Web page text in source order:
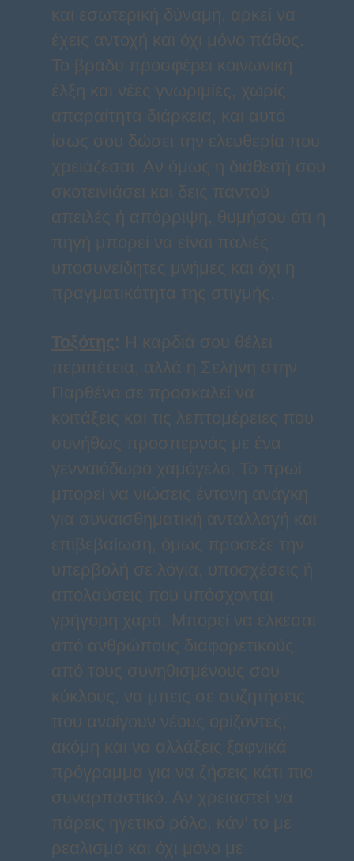
και εσωτερική δύναμη, αρκεί να
έχεις αντοχή και όχι μόνο πάθος.
Το βράδυ προσφέρει κοινωνική
έλξη και νέες γνωριμίες, χωρίς
απαραίτητα διάρκεια, και αυτό
ίσως σου δώσει την ελευθερία που
χρειάζεσαι. Αν όμως η διάθεσή σου
σκοτεινιάσει και δεις παντού
απειλές ή απόρριψη, θυμήσου ότι η
πηγή μπορεί να είναι παλιές
υποσυνείδητες μνήμες και όχι η
πραγματικότητα της στιγμής.
Τοξότης: Η καρδιά σου θέλει
περιπέτεια, αλλά η Σελήνη στην
Παρθένο σε προσκαλεί να
κοιτάξεις και τις λεπτομέρειες που
συνήθως προσπερνάς με ένα
γενναιόδωρο χαμόγελο. Το πρωί
μπορεί να νιώσεις έντονη ανάγκη
για συναισθηματική ανταλλαγή και
επιβεβαίωση, όμως πρόσεξε την
υπερβολή σε λόγια, υποσχέσεις ή
απολαύσεις που υπόσχονται
γρήγορη χαρά. Μπορεί να έλκεσαι
από ανθρώπους διαφορετικούς
από τους συνηθισμένους σου
κύκλους, να μπεις σε συζητήσεις
που ανοίγουν νέους ορίζοντες,
ακόμη και να αλλάξεις ξαφνικά
πρόγραμμα για να ζήσεις κάτι πιο
συναρπαστικό. Αν χρειαστεί να
πάρεις ηγετικό ρόλο, κάν’ το με
ρεαλισμό και όχι μόνο με